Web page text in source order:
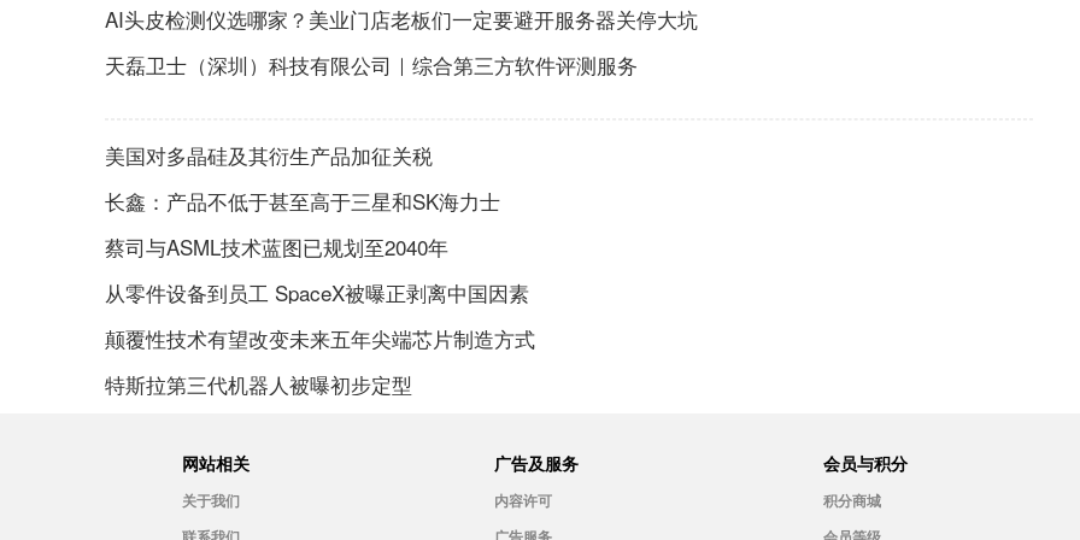
AI头皮检测仪选哪家？美业门店老板们一定要避开服务器关停大坑
天磊卫士（深圳）科技有限公司｜综合第三方软件评测服务
美国对多晶硅及其衍生产品加征关税
长鑫：产品不低于甚至高于三星和SK海力士
蔡司与ASML技术蓝图已规划至2040年
从零件设备到员工 SpaceX被曝正剥离中国因素
颠覆性技术有望改变未来五年尖端芯片制造方式
特斯拉第三代机器人被曝初步定型
网站相关
关于我们
广告及服务
内容许可
会员与积分
积分商城